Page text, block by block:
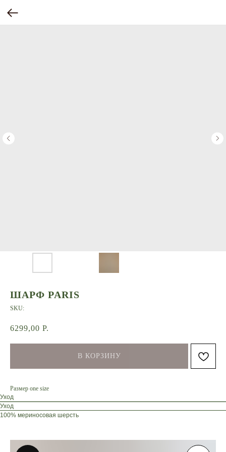
ШАРФ PARIS
SKU:
6299,00 Р.
В КОРЗИНУ
Размер one size
Уход
Уход
100% мериносовая шерсть